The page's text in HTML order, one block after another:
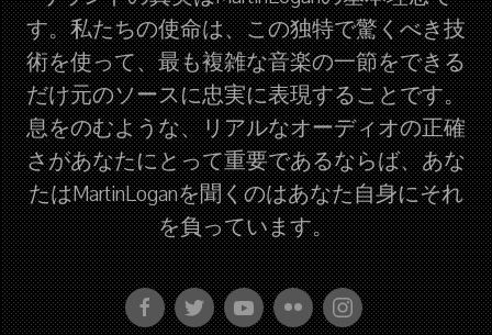
す。私たちの使命は、この独特で驚くべき技
術を使って、最も複雑な音楽の一節をできる
だけ元のソースに忠実に表現することです。
息をのむような、リアルなオーディオの正確
さがあなたにとって重要であるならば、あな
たはMartinLoganを聞くのはあなた自身にそれ
を負っています。